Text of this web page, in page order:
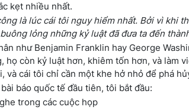
kẹt nhiều nhất.
là lúc cái tôi nguy hiểm nhất. Bởi vì khi
lỏng những kỷ luật đã đưa ta đến
như Benjamin Franklin hay George
họ còn kỷ luật hơn, khiêm tốn hơn, và làm
và cái tôi chỉ cần một khe hở nhỏ để phá
báo quốc tế đầu tiên, tôi bắt đầu:
trong các cuộc họp